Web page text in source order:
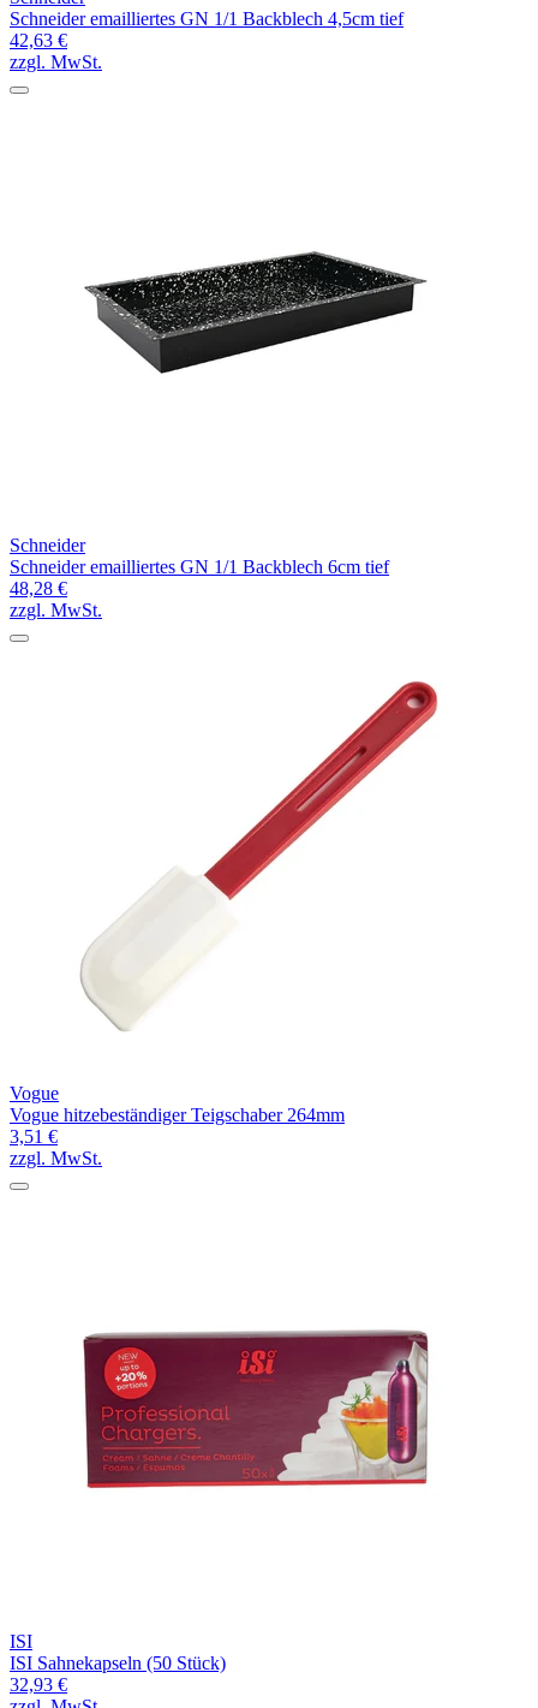
Schneider emailliertes GN 1/1 Backblech 4,5cm tief
42,63 €
zzgl. MwSt.
Schneider
Schneider emailliertes GN 1/1 Backblech 6cm tief
48,28 €
zzgl. MwSt.
Vogue
Vogue hitzebeständiger Teigschaber 264mm
3,51 €
zzgl. MwSt.
ISI
ISI Sahnekapseln (50 Stück)
32,93 €